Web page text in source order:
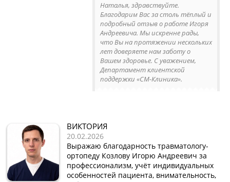
Наталья, здравствуйте.
Благодарим Вас за столь тёплый и
подробный отзыв о работе Игоря
Андреевича. Мы искренне рады,
что Вы на протяжении нескольких
лет доверяете нам заботу о
Вашем здоровье. С уважением,
Департамент клиентской
поддержки «СМ-Клиника».
ВИКТОРИЯ
20.02.2026
Выражаю благодарность травматологу-
ортопеду Козлову Игорю Андреевич за
профессионализм, учёт индивидуальных
особенностей пациента, внимательность,